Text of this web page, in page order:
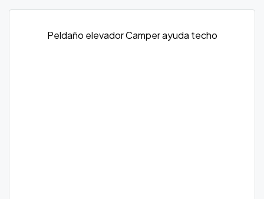
Peldaño elevador Camper ayuda techo